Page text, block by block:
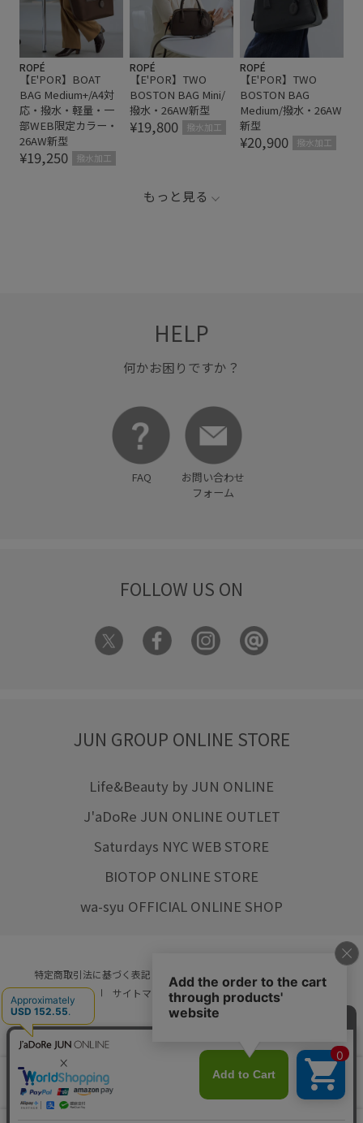
ROPÉ
【E'POR】BOAT
BAG Medium+/A4対
応・撥水・軽量・一
部WEB限定カラー・
26AW新型
¥19,250 撥水加工
ROPÉ
【E'POR】TWO
BOSTON BAG Mini/
撥水・26AW新型
¥19,800 撥水加工
ROPÉ
【E'POR】TWO
BOSTON BAG
Medium/撥水・26AW
新型
¥20,900 撥水加工
もっと見る
HELP
何かお困りですか？
FAQ
お問い合わせ
フォーム
FOLLOW US ON
JUN GROUP ONLINE STORE
Life&Beauty by JUN ONLINE
J'aDoRe JUN ONLINE OUTLET
Saturdays NYC WEB STORE
BIOTOP ONLINE STORE
wa-syu OFFICIAL ONLINE SHOP
特定商取引法に基づく表記 プライバシーポリシー
ご利用規約
サイトマップ リクルート ご利用ガイド
© JUN CO.,LTD. ALL RIGHTS RESERVED.
店舗在庫
をみる
カートに入れる